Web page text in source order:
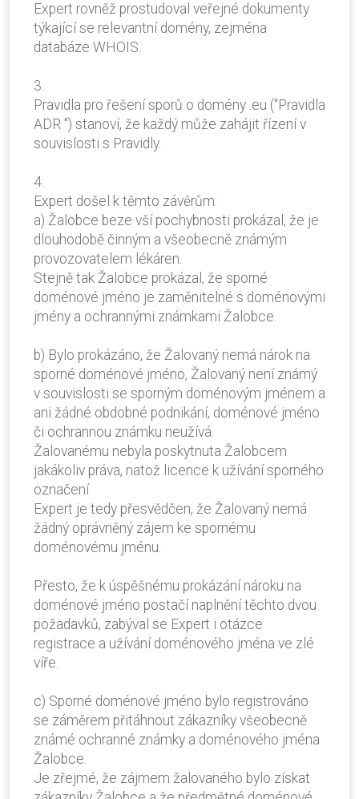
Expert rovněž prostudoval veřejné dokumenty
týkající se relevantní domény, zejména
databáze WHOIS.
3.
Pravidla pro řešení sporů o domény .eu ("Pravidla
ADR ") stanoví, že každý může zahájit řízení v
souvislosti s Pravidly.
4.
Expert došel k těmto závěrům:
a) Žalobce beze vší pochybnosti prokázal, že je
dlouhodobě činným a všeobecně známým
provozovatelem lékáren.
Stejně tak Žalobce prokázal, že sporné
doménové jméno je zaměnitelné s doménovými
jmény a ochrannými známkami Žalobce.
b) Bylo prokázáno, že Žalovaný nemá nárok na
sporné doménové jméno, Žalovaný není známý
v souvislosti se sporným doménovým jménem a
ani žádné obdobné podnikání, doménové jméno
či ochrannou známku neužívá.
Žalovanému nebyla poskytnuta Žalobcem
jakákoliv práva, natož licence k užívání sporného
označení.
Expert je tedy přesvědčen, že Žalovaný nemá
žádný oprávněný zájem ke spornému
doménovému jménu.
Přesto, že k úspěšnému prokázání nároku na
doménové jméno postačí naplnění těchto dvou
požadavků, zabýval se Expert i otázce
registrace a užívání doménového jména ve zlé
víře.
c) Sporné doménové jméno bylo registrováno
se záměrem přitáhnout zákazníky všeobecně
známé ochranné známky a doménového jména
Žalobce.
Je zřejmé, že zájmem žalovaného bylo získat